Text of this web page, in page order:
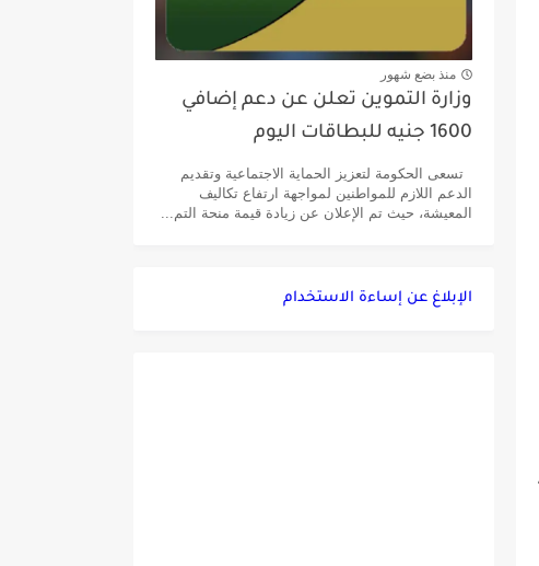
منذ بضع شهور
وزارة التموين تعلن عن دعم إضافي
1600 جنيه للبطاقات اليوم
تسعى الحكومة لتعزيز الحماية الاجتماعية وتقديم
الدعم اللازم للمواطنين لمواجهة ارتفاع تكاليف
المعيشة، حيث تم الإعلان عن زيادة قيمة منحة التم...
الإبلاغ عن إساءة الاستخدام